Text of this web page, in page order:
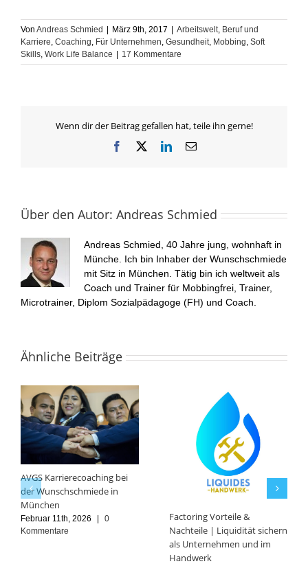
Von Andreas Schmied März 9th, 2017 Arbeitswelt, Beruf und
Karriere, Coaching, Für Unternehmen, Gesundheit, Mobbing, Soft
Skills, Work Life Balance 17 Kommentare
Wenn dir der Beitrag gefallen hat, teile ihn gerne!
Facebook LinkedIn
E-
Über den Autor: Andreas Schmied
Andreas Schmied, 40 Jahre jung, wohnhaft in
Münche. Ich bin Inhaber der Wunschschmiede
mit Sitz in München. Tätig bin ich weltweit als
Coach und Trainer für Mobbingfrei, Trainer,
Microtrainer, Diplom Sozialpädagoge (FH) und Coach.
Ähnliche Beiträge
AVGS Karrierecoaching bei
der Wunschschmiede in
München
Februar 11th, 2026
0
Kommentare
Factoring Vorteile &
Nachteile | Liquidität sichern
als Unternehmen und im
Handwerk